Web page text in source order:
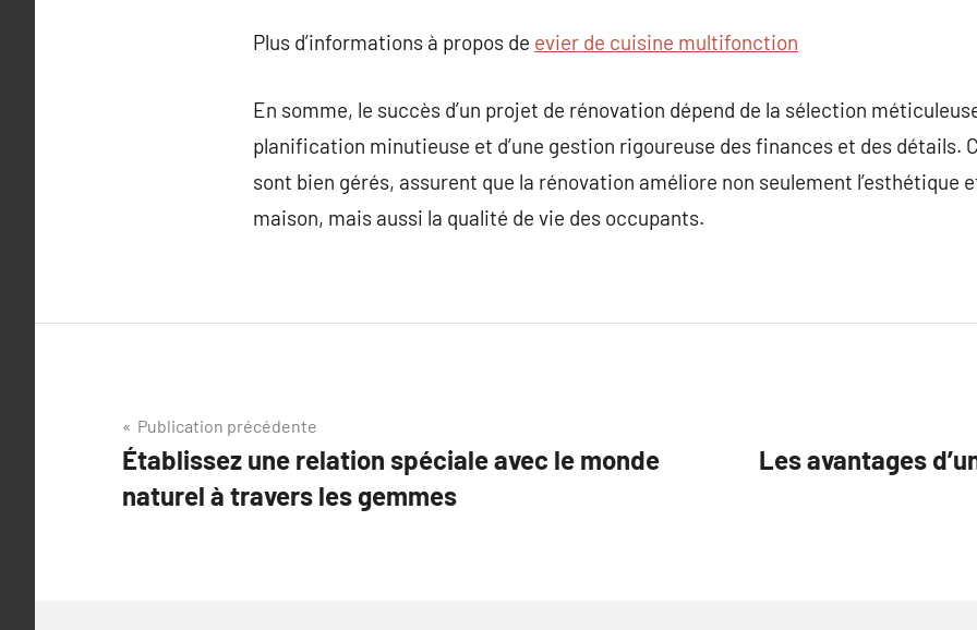
Plus d’informations à propos de evier de cuisine multifonction
En somme, le succès d’un projet de rénovation dépend de la sélection
planification minutieuse et d’une gestion rigoureuse des finances et des détails.
sont bien gérés, assurent que la rénovation améliore non seulement l’esthétique
maison, mais aussi la qualité de vie des occupants.
Navigation
de
l’article
Publication précédente
Établissez une relation spéciale avec le monde
naturel à travers les gemmes
Les avantages